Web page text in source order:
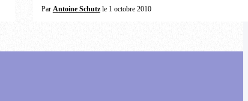
Par Antoine Schutzle 1 octobre 2010